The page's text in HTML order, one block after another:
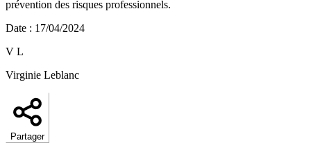
prévention des risques professionnels.
Date : 17/04/2024
V L
Virginie Leblanc
Partager